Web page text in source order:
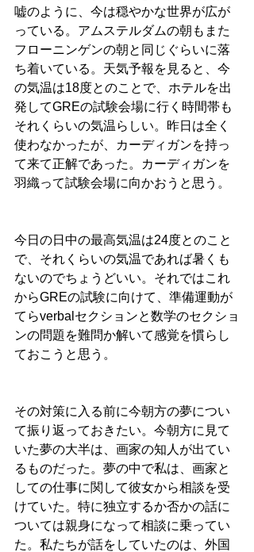
嘘のように、今は穏やかな世界が広が
っている。アムステルダムの朝もまた
フローニンゲンの朝と同じぐらいに落
ち着いている。天気予報を見ると、今
の気温は18度とのことで、ホテルを出
発してGREの試験会場に行く時間帯も
それくらいの気温らしい。昨日は全く
使わなかったが、カーディガンを持っ
て来て正解であった。カーディガンを
羽織って試験会場に向かおうと思う。
今日の日中の最高気温は24度とのこと
で、それくらいの気温であれば暑くも
ないのでちょうどいい。それではこれ
からGREの試験に向けて、準備運動が
てらverbalセクションと数学のセクショ
ンの問題を難問か解いて感覚を慣らし
ておこうと思う。
その対策に入る前に今朝方の夢につい
て振り返っておきたい。今朝方に見て
いた夢の大半は、画家の知人が出てい
るものだった。夢の中で私は、画家と
しての仕事に関して彼女から相談を受
けていた。特に独立するか否かの話に
ついては親身になって相談に乗ってい
た。私たちが話をしていたのは、外国